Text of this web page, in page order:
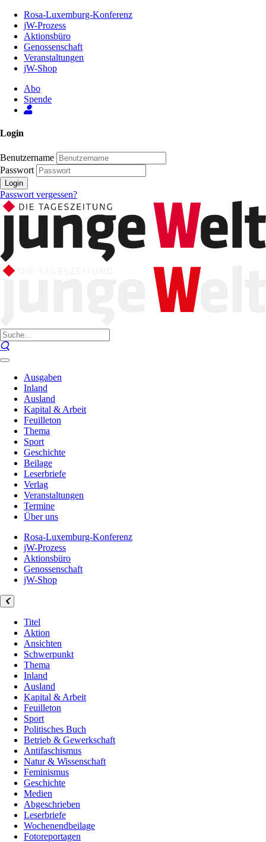
Inhalt
Seite
Rosa-Luxemburg-Konferenz
jW-Prozess
Aktionsbüro
Genossenschaft
Veranstaltungen
jW-Shop
Abo
Spende
Login
Benutzername
Passwort
Login
Passwort vergessen?
Ausgaben
Inland
Ausland
Kapital & Arbeit
Feuilleton
Thema
Sport
Geschichte
Beilage
Leserbriefe
Verlag
Veranstaltungen
Termine
Über uns
Rosa-Luxemburg-Konferenz
jW-Prozess
Aktionsbüro
Genossenschaft
jW-Shop
Titel
Aktion
Ansichten
Schwerpunkt
Thema
Inland
Ausland
Kapital & Arbeit
Feuilleton
Sport
Politisches Buch
Betrieb & Gewerkschaft
Antifaschismus
Natur & Wissenschaft
Feminismus
Geschichte
Medien
Abgeschrieben
Leserbriefe
Wochenendbeilage
Fotoreportagen